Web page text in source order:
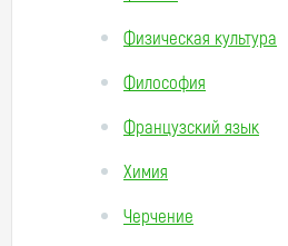
Физическая культура
Философия
Французский язык
Химия
Черчение